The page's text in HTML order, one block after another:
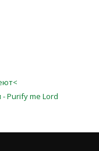
Purify me Lord